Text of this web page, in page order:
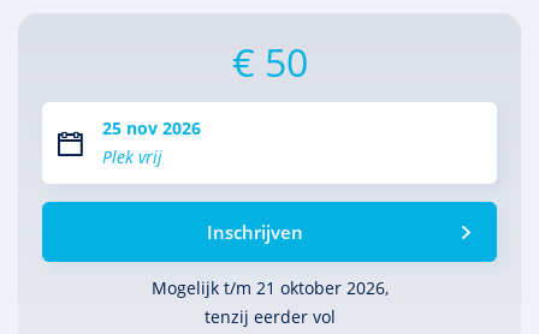
€ 50
25 nov 2026
Plek vrij
Inschrijven
Mogelijk t/m 21 oktober 2026,
tenzij eerder vol